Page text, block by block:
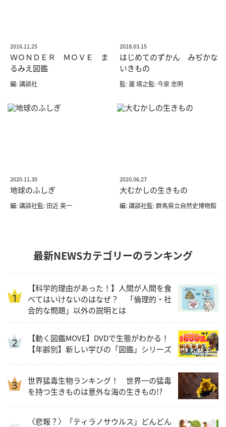
2016.11.25
ＷＯＮＤＥＲ ＭＯＶＥ ま
るみえ図鑑
編: 講談社
2018.03.15
はじめてのずかん みぢかな
いきもの
監: 瀧 靖之監: 今泉 忠明
2020.11.30
地球のふしぎ
編: 講談社監: 田近 英一
2020.06.27
大むかしの生きもの
編: 講談社監: 群馬県立自然史博物館
最新NEWSカテゴリーのランキング
【科学的理由があった！】人間が人間を食
べてはいけないのはなぜ？ 「倫理的・社
会的な問題」以外の説明とは
【動く図鑑MOVE】DVDで生態がわかる！
【年齢別】新しい学びの「図鑑」シリーズ
世界猛毒生物ランキング！ 世界一の猛毒
を持つ生きものは意外な海の生きもの!?
〈悲報？〉「ティラノサウルス」どんどん